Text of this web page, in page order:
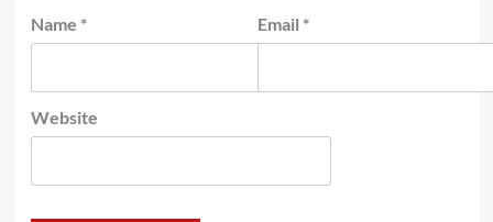
Name * Email *
Website